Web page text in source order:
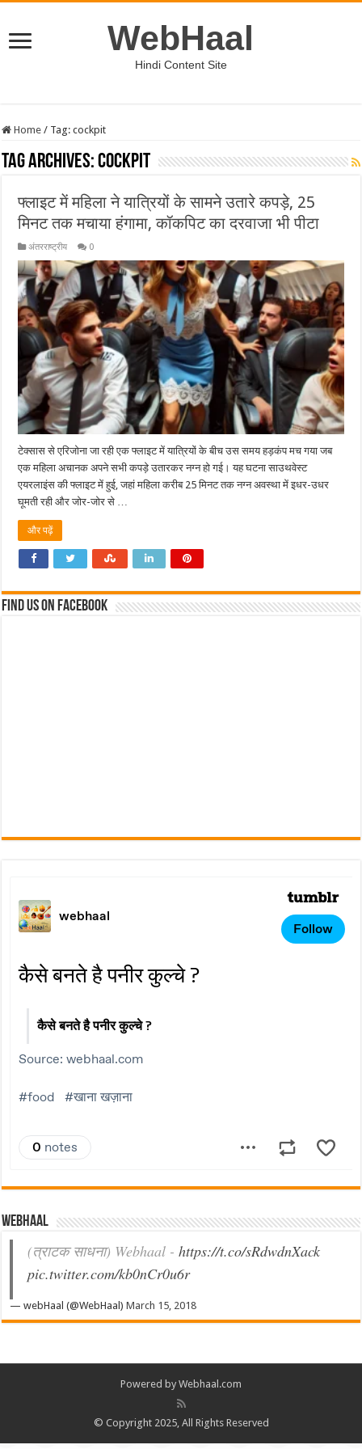
WebHaal
Hindi Content Site
Home / Tag:cockpit
Tag Archives:cockpit
फ्लाइट में महिला ने यात्रियों के सामने उतारे कपड़े, 25
मिनट तक मचाया हंगामा, कॉकपिट का दरवाजा भी पीटा
अंतरराष्ट्रीय 0
टेक्सास से एरिजोना जा रही एक फ्लाइट में यात्रियों के बीच उस समय हड़कंप मच गया जब
एक महिला अचानक अपने सभी कपड़े उतारकर नग्न हो गई। यह घटना साउथवेस्ट
एयरलाइंस की फ्लाइट में हुई, जहां महिला करीब 25 मिनट तक नग्न अवस्था में इधर-उधर
घूमती रही और जोर-जोर से …
और पढ़ें
Find us on Facebook
Webhaal
(त्राटक साधना) Webhaal -https://t.co/sRdwdnXack
pic.twitter.com/kb0nCr0u6r
— webHaal (@WebHaal)March 15, 2018
Powered by Webhaal.com
© Copyright 2025, All Rights Reserved